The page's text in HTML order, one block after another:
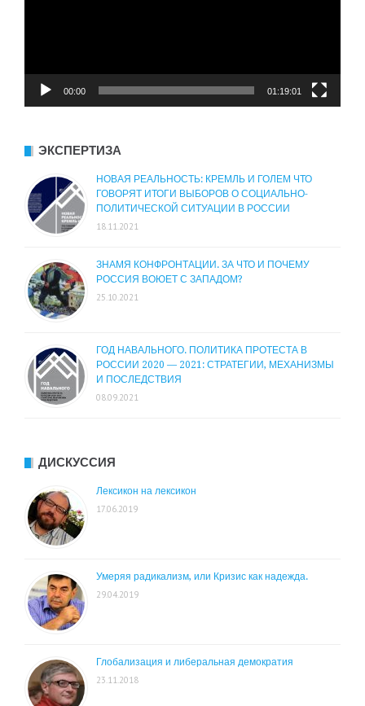
00:00 01:19:01
ЭКСПЕРТИЗА
НОВАЯ РЕАЛЬНОСТЬ: КРЕМЛЬ И ГОЛЕМ ЧТО
ГОВОРЯТ ИТОГИ ВЫБОРОВ О СОЦИАЛЬНО-
ПОЛИТИЧЕСКОЙ СИТУАЦИИ В РОССИИ
18.11.2021
ЗНАМЯ КОНФРОНТАЦИИ. ЗА ЧТО И ПОЧЕМУ
РОССИЯ ВОЮЕТ С ЗАПАДОМ?
25.10.2021
ГОД НАВАЛЬНОГО. ПОЛИТИКА ПРОТЕСТА В
РОССИИ 2020 — 2021: СТРАТЕГИИ, МЕХАНИЗМЫ
И ПОСЛЕДСТВИЯ
08.09.2021
ДИСКУССИЯ
Лексикон на лексикон
17.06.2019
Умеряя радикализм, или Кризис как надежда.
29.04.2019
Глобализация и либеральная демократия
23.11.2018